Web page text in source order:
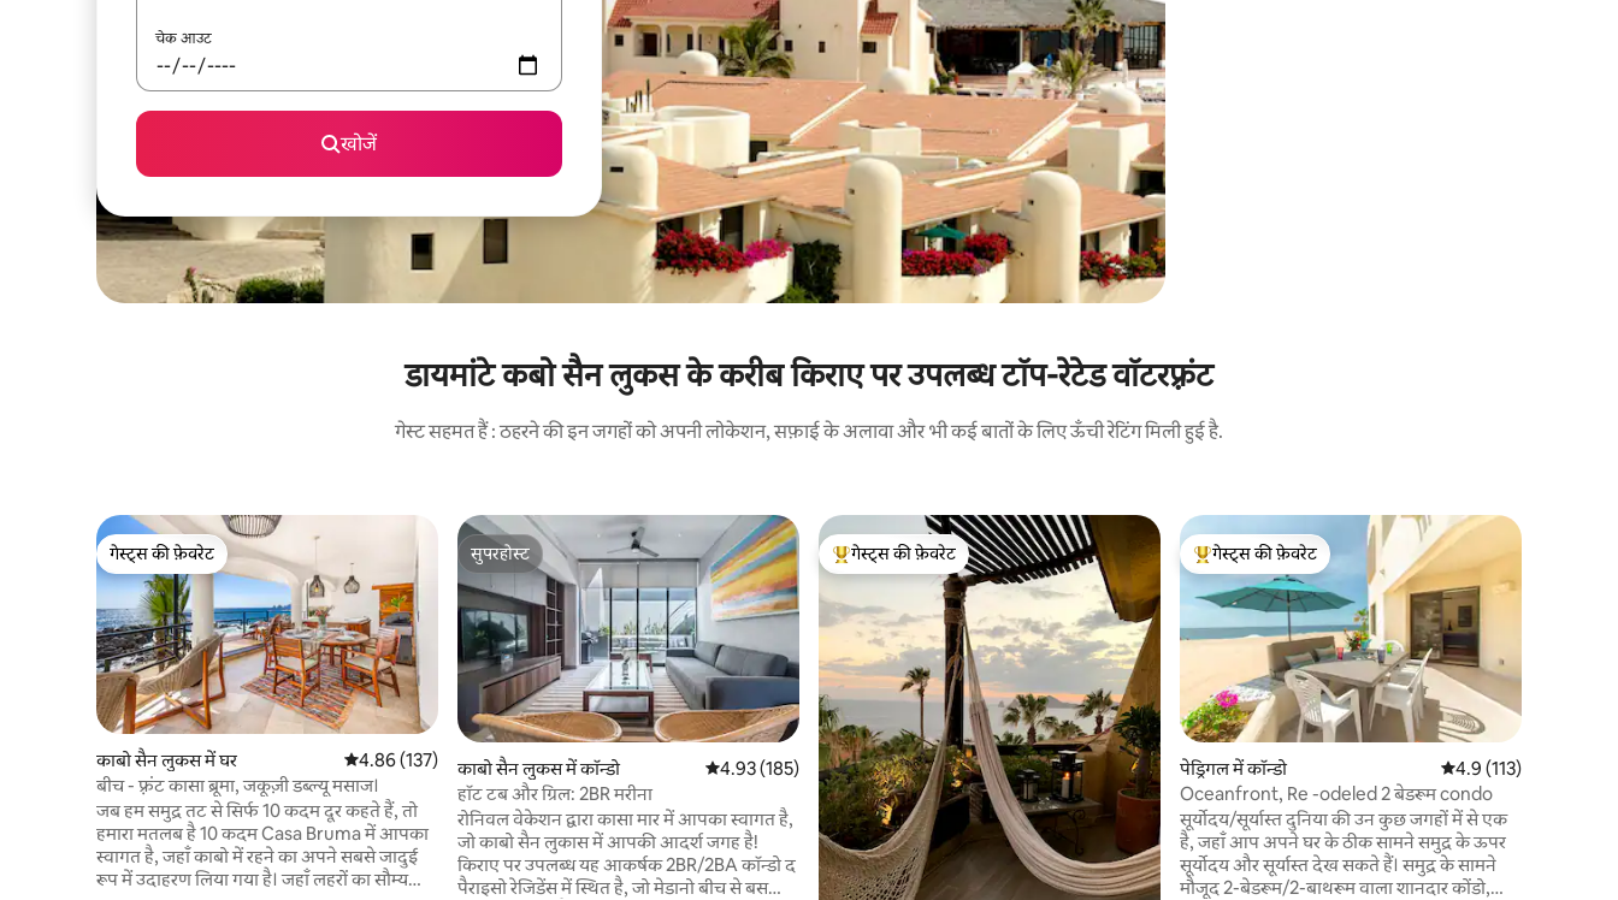
चेक आउट
खोजें
डायमांटे कबो सैन लुकस के करीब किराए पर उपलब्ध टॉप-रेटेड वॉटरफ़्रंट
गेस्ट सहमत हैं : ठहरने की इन जगहों को अपनी लोकेशन, सफ़ाई के अलावा और भी कई बातों के लिए ऊँची रेटिंग मिली हुई है.
गेस्ट्स की फ़ेवरेट
गेस्ट्स की फ़ेवरेट
काबो सैन लुकस में घर औसत रेटिंग 5 में से 4.86, 137 समीक्षाएँ
4.86 (137)
बीच - फ़्रंट कासा ब्रूमा, जकूज़ी डब्ल्यू मसाज।
जब हम समुद्र तट से सिर्फ 10 कदम दूर कहते हैं, तो
हमारा मतलब है 10 कदम Casa Bruma में आपका
स्वागत है, जहाँ काबो में रहने का अपने सबसे जादुई
रूप में उदाहरण लिया गया है। जहाँ लहरों का सौम्य
सुपरहोस्ट
सुपरहोस्ट
काबो सैन लुकस में कॉन्डो औसत रेटिंग 5 में से 4.93, 185 समीक्षाएँ
4.93 (185)
हॉट टब और ग्रिल: 2BR मरीना
रोनिवल वेकेशन द्वारा कासा मार में आपका स्वागत है,
जो काबो सैन लुकास में आपकी आदर्श जगह है!
किराए पर उपलब्ध यह आकर्षक 2BR/2BA कॉन्डो द
पैराइसो रेजिडेंस में स्थित है, जो मेडानो बीच से बस
गेस्ट्स का टॉप फ़ेवरेट
गेस्ट्स की फ़ेवरेट
गेस्ट्स का टॉप फ़ेवरेट
गेस्ट्स की फ़ेवरेट
पेड्रिगल में कॉन्डो औसत रेटिंग 5 में से 4.9,
4.9 (113)
Oceanfront, Re -odeled 2 बेडरूम condo
सूर्योदय/सूर्यास्त दुनिया की उन कुछ जगहों में से एक
है, जहाँ आप अपने घर के ठीक सामने समुद्र के ऊपर
सूर्योदय और सूर्यास्त देख सकते हैं। समुद्र के सामने
मौजूद 2-बेडरूम/2-बाथरूम वाला शानदार कोंडो,